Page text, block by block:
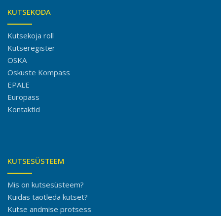
KUTSEKODA
Kutsekoja roll
Kutseregister
OSKA
Oskuste Kompass
EPALE
Europass
Kontaktid
KUTSESÜSTEEM
Mis on kutsesüsteem?
Kuidas taotleda kutset?
Kutse andmise protsess